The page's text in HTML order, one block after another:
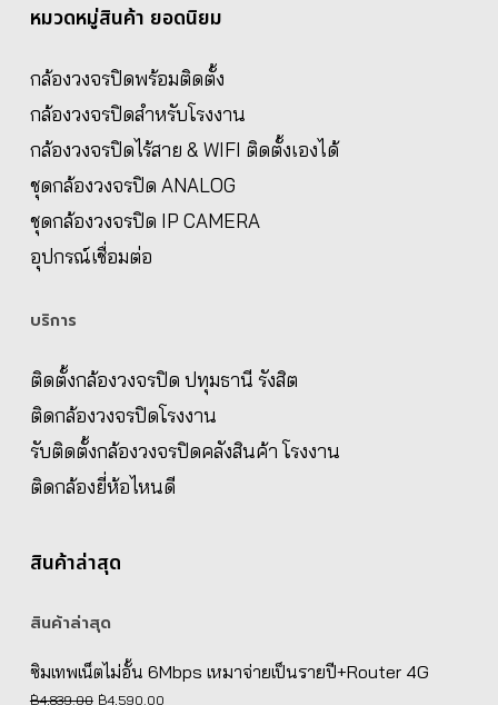
หมวดหมู่สินค้า ยอดนิยม
กล้องวงจรปิดพร้อมติดตั้ง
กล้องวงจรปิดสำหรับโรงงาน
กล้องวงจรปิดไร้สาย & WIFI ติดตั้งเองได้
ชุดกล้องวงจรปิด ANALOG
ชุดกล้องวงจรปิด IP CAMERA
อุปกรณ์เชื่อมต่อ
บริการ
ติดตั้งกล้องวงจรปิด ปทุมธานี รังสิต
ติดกล้องวงจรปิดโรงงาน
รับติดตั้งกล้องวงจรปิดคลังสินค้า โรงงาน
ติดกล้องยี่ห้อไหนดี
สินค้าล่าสุด
สินค้าล่าสุด
ซิมเทพเน็ตไม่อั้น 6Mbps เหมาจ่ายเป็นรายปี+Router 4G
฿4,839.00 Original
฿4,590.00Current